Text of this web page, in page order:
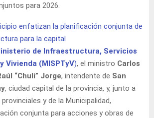
para 2026.
de Infraestructura, Servicios
Vivienda (MISPTyV), el ministro Carlos
“Chuli” Jorge, intendente de San
, ciudad capital de la provincia, y, junto a
y de la Municipalidad,
conjunta para acciones y obras de